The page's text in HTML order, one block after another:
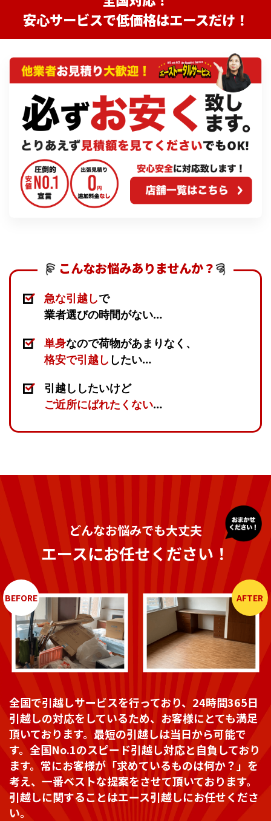
安心サービスで低価格はエースだけ！
こんなお悩みありませんか？
急な引越しで
業者選びの時間がない…
単身なので荷物があまりなく、
格安で引越し したい…
引越ししたいけど
ご近所にばれたくない…
どんなお悩みでも大丈夫
エースにお任せください！
BEFORE AFTER
全国で引越しサービスを行っており、24時間365日
引越しの対応をしているため、お客様にとても満足
頂いております。最短の引越しは当日から可能で
す。全国No.1のスピード引越し対応と自負しており
ます。常にお客様が「求めているものは何か？」を
考え、一番ベストな提案をさせて頂いております。
引越しに関することはエース引越しにお任せくださ
い。